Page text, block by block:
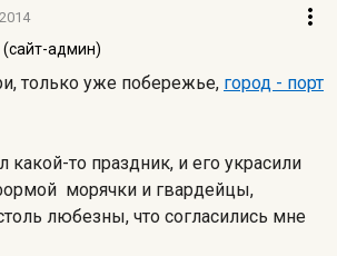
(сайт-админ)
только уже побережье, город - порт
какой-то праздник, и его украсили
морячки и гвардейцы,
любезны, что согласились мне